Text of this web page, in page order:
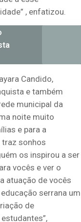
, enfatizou.
Candido,
e também
municipal da
noite muito
e para a
traz sonhos
os inspirou a ser
vocês e ver o
atuação de vocês
serrana um
de